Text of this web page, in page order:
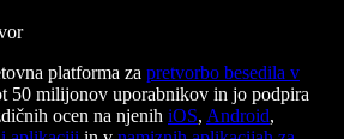
platforma za pretvorbo besedila v
50 milijonov uporabnikov in jo podpira
ocen na njenih iOS, Android,